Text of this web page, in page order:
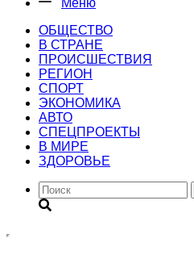
Меню
ОБЩЕСТВО
В СТРАНЕ
ПРОИСШЕСТВИЯ
РЕГИОН
CПОРТ
ЭКОНОМИКА
АВТО
СПЕЦПРОЕКТЫ
В МИРЕ
ЗДОРОВЬЕ